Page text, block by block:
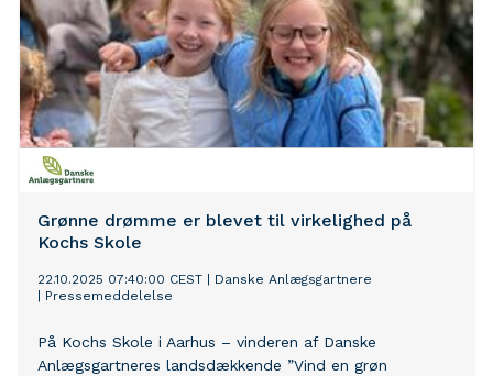
Grønne drømme er blevet til virkelighed på
Kochs Skole
22.10.2025 07:40:00 CEST
Danske Anlægsgartnere
Pressemeddelelse
På Kochs Skole i Aarhus – vinderen af Danske
Anlægsgartneres landsdækkende ”Vind en grøn